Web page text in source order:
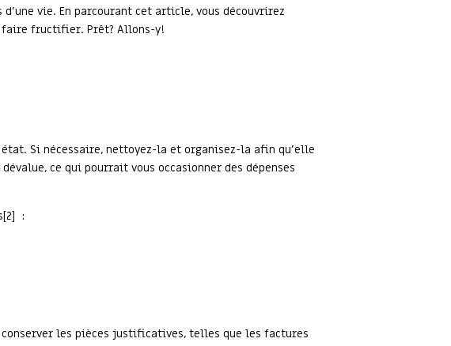
vie. En parcourant cet article, vous découvrirez
fructifier. Prêt? Allons-y!
Si nécessaire, nettoyez-la et organisez-la afin qu’elle
ce qui pourrait vous occasionner des dépenses
:
les pièces justificatives, telles que les factures